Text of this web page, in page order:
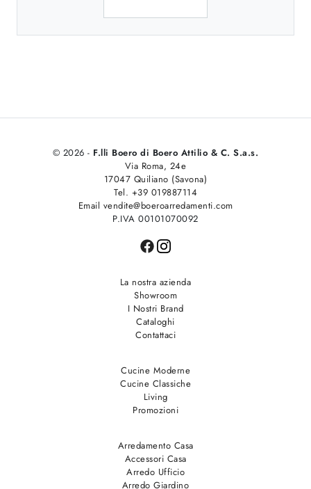
© 2026 - F.lli Boero di Boero Attilio & C. S.a.s.
Via Roma, 24e
17047 Quiliano (Savona)
Tel. +39 019887114
Email vendite@boeroarredamenti.com
P.IVA 00101070092
La nostra azienda
Showroom
I Nostri Brand
Cataloghi
Contattaci
Cucine Moderne
Cucine Classiche
Living
Promozioni
Arredamento Casa
Accessori Casa
Arredo Ufficio
Arredo Giardino